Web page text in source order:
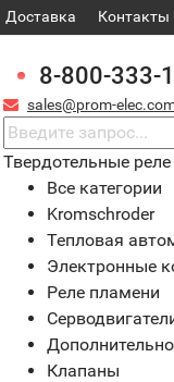
Доставка Контакты
8-800-333-
sales@prom-
Твердотельные реле
Все категории
Kromschroder
Тепловая
Электронные
Реле пламени
Клапаны